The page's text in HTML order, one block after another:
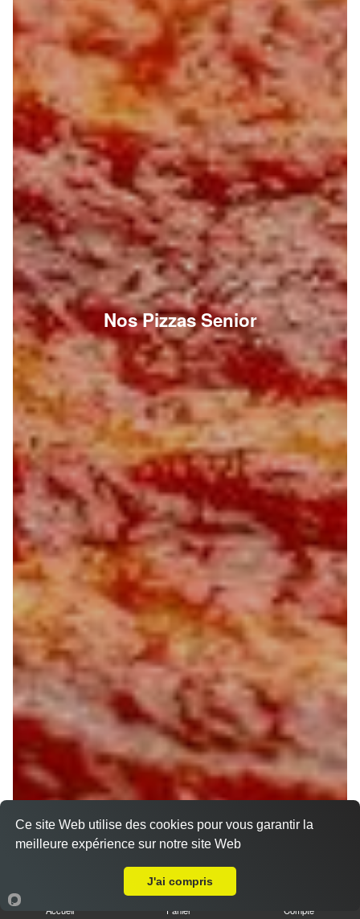
Nos Pizzas Senior
Accueil Panier Compte
Ce site Web utilise des cookies pour vous garantir la
meilleure expérience sur notre site Web
J'ai compris